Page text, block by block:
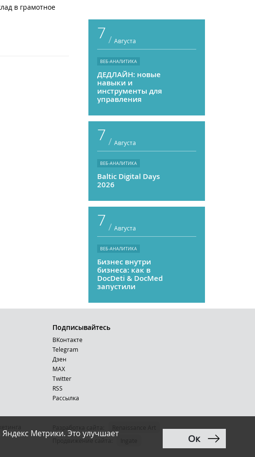
в грамотное
7 / Августа
ВЕБ-АНАЛИТИКА
ДЕДЛАЙН: новые
навыки и
инструменты для
управления
7 / Августа
ВЕБ-АНАЛИТИКА
Baltic Digital Days
2026
7 / Августа
ВЕБ-АНАЛИТИКА
Бизнес внутри
бизнеса: как в
DocDeti & DocMed
запустили
как стартап
Метрики. Это улучшает
Ок
Подписывайтесь
ВКонтакте
Telegram
Дзен
MAX
Тwitter
RSS
Рассылка
Продвижение сайта
12+